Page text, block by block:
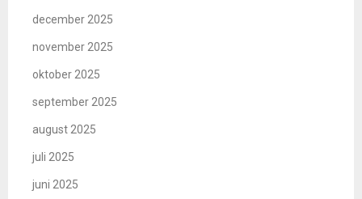
december 2025
november 2025
oktober 2025
september 2025
august 2025
juli 2025
juni 2025